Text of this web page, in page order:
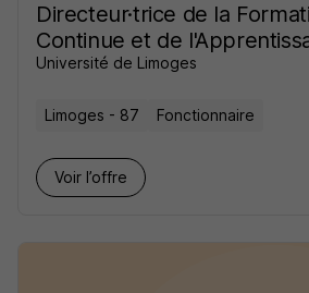
Directeur·trice de la
Continue et de
Université de Limoges
Limoges - 87 Fonctionnaire
Voir l’offre